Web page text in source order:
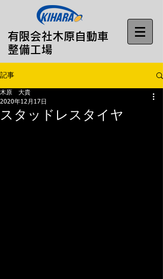
​有限会社木原自動車
整備工場
記事
スタッドレスタイヤ
木原 大貴
2020年12月17日